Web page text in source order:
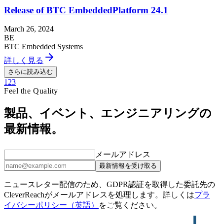
Release of BTC EmbeddedPlatform 24.1
March 26, 2024
BE
BTC Embedded Systems
詳しく見る
さらに読み込む
123
Feel the Quality
製品、イベント、エンジニアリングの
最新情報。
メールアドレス
最新情報を受け取る
ニュースレター配信のため、GDPR認証を取得した委託先の
CleverReachがメールアドレスを処理します。詳しくはプラ
イバシーポリシー（英語）
をご覧ください。